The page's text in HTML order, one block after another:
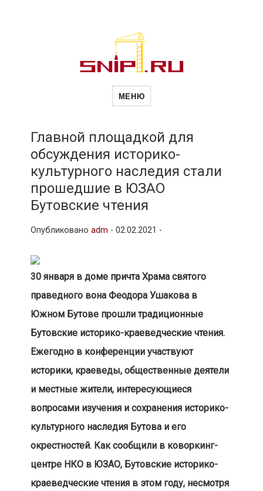
Новости
и
другие связанные со стройкой
рубрики
МЕНЮ
Главной площадкой для
обсуждения историко-
культурного наследия стали
прошедшие в ЮЗАО
Бутовские чтения
Опубликовано adm - 02.02.2021 -
30 января в доме причта Храма святого
праведного вона Феодора Ушакова в
Южном Бутове прошли традиционные
Бутовские историко-краеведческие чтения.
Ежегодно в конференции участвуют
историки, краеведы, общественные деятели
и местные жители, интересующиеся
вопросами изучения и сохранения историко-
культурного наследия Бутова и его
окрестностей. Как сообщили в коворкинг-
центре НКО в ЮЗАО, Бутовские историко-
краеведческие чтения в этом году, несмотря